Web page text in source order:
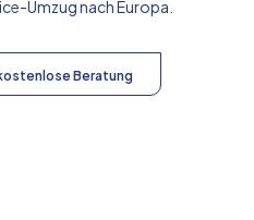
Umzug nachEuropa
Beratung